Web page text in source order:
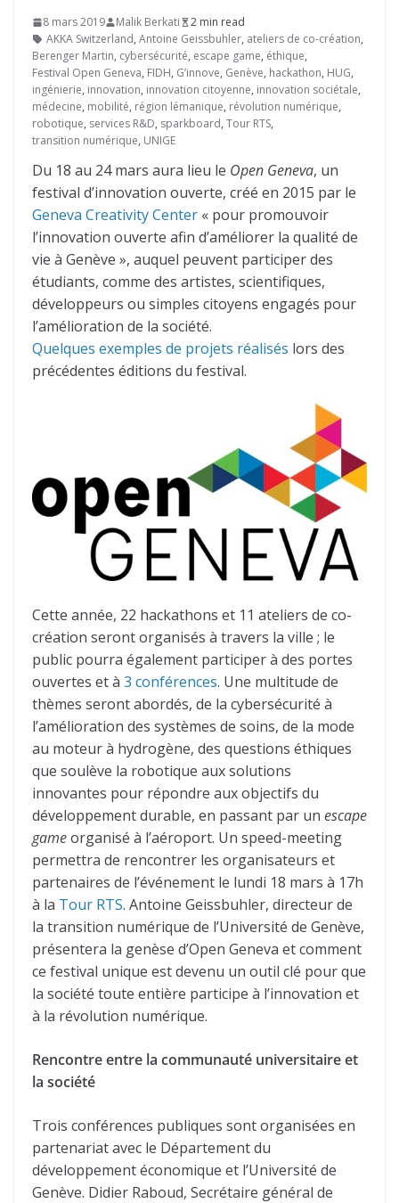
8 mars 2019 Malik Berkati
2 min read
AKKA Switzerland, Antoine Geissbuhler, ateliers de co-création,
Berenger Martin, cybersécurité, escape game, éthique,
Festival Open Geneva, FIDH, G’innove, Genève, hackathon, HUG,
ingénierie, innovation, innovation citoyenne, innovation sociétale,
médecine, mobilité, région lémanique, révolution numérique,
robotique, services R&D, sparkboard, Tour RTS,
transition numérique, UNIGE
Du 18 au 24 mars aura lieu le Open Geneva, un
festival d’innovation ouverte, créé en 2015 par le
Geneva Creativity Center « pour promouvoir
l’innovation ouverte afin d’améliorer la qualité de
vie à Genève », auquel peuvent participer des
étudiants, comme des artistes, scientifiques,
développeurs ou simples citoyens engagés pour
l’amélioration de la société.
Quelques exemples de projets réalisés lors des
précédentes éditions du festival.
Cette année, 22 hackathons et 11 ateliers de co-
création seront organisés à travers la ville ; le
public pourra également participer à des portes
ouvertes et à 3 conférences. Une multitude de
thèmes seront abordés, de la cybersécurité à
l’amélioration des systèmes de soins, de la mode
au moteur à hydrogène, des questions éthiques
que soulève la robotique aux solutions
innovantes pour répondre aux objectifs du
développement durable, en passant par un escape
gameorganisé à l’aéroport. Un speed-meeting
permettra de rencontrer les organisateurs et
partenaires de l’événement le lundi 18 mars à 17h
à la Tour RTS. Antoine Geissbuhler, directeur de
la transition numérique de l’Université de Genève,
présentera la genèse d’Open Geneva et comment
ce festival unique est devenu un outil clé pour que
la société toute entière participe à l’innovation et
à la révolution numérique.
Rencontre entre la communauté universitaire et
la société
Trois conférences publiques sont organisées en
partenariat avec le Département du
développement économique et l’Université de
Genève. Didier Raboud, Secrétaire général de